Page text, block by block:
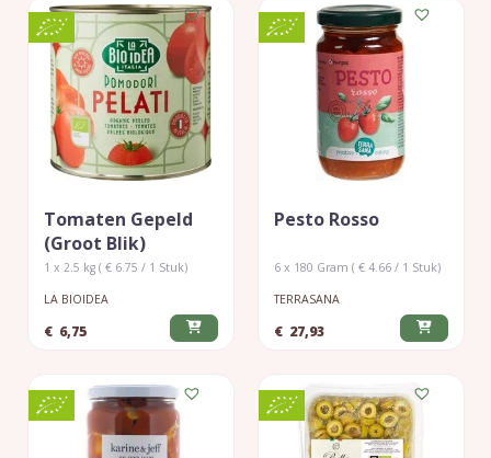
Tomaten Gepeld
(groot Blik)
1 x 2.5 kg ( € 6.75 / 1 Stuk)
LA BIOIDEA
€ 6,75
Pesto Rosso
6 x 180 Gram ( € 4.66 / 1 Stuk)
TERRASANA
€ 27,93